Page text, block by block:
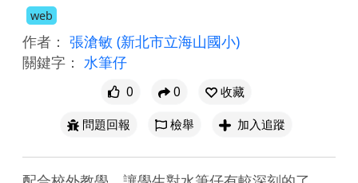
web
作者： 張滄敏 (新北市立海山國小)
關鍵字： 水筆仔
0 0
收藏
問題回報
檢舉 加入追蹤